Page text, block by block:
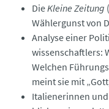
DieKleine Zeitung
Wählergunst von
Analyse einer
wissenschaftlers:
Welchen
meint sie mit
Italienerinnen